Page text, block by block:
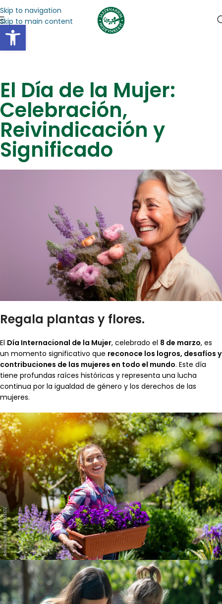
Abrir barra de herramientas
Skip to navigation
Skip to main content
El Día de la Mujer:
Celebración,
Reivindicación y
Significado
Regala plantas y flores.
El Día Internacional de la Mujer, celebrado el 8 de marzo, es
un momento significativo que reconoce los logros, desafíos y
contribuciones de las mujeres en todo el mundo. Este día
tiene profundas raíces históricas y representa una lucha
continua por la igualdad de género y los derechos de las
mujeres.